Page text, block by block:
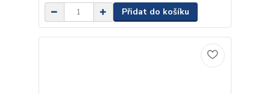
Přidat do košíku